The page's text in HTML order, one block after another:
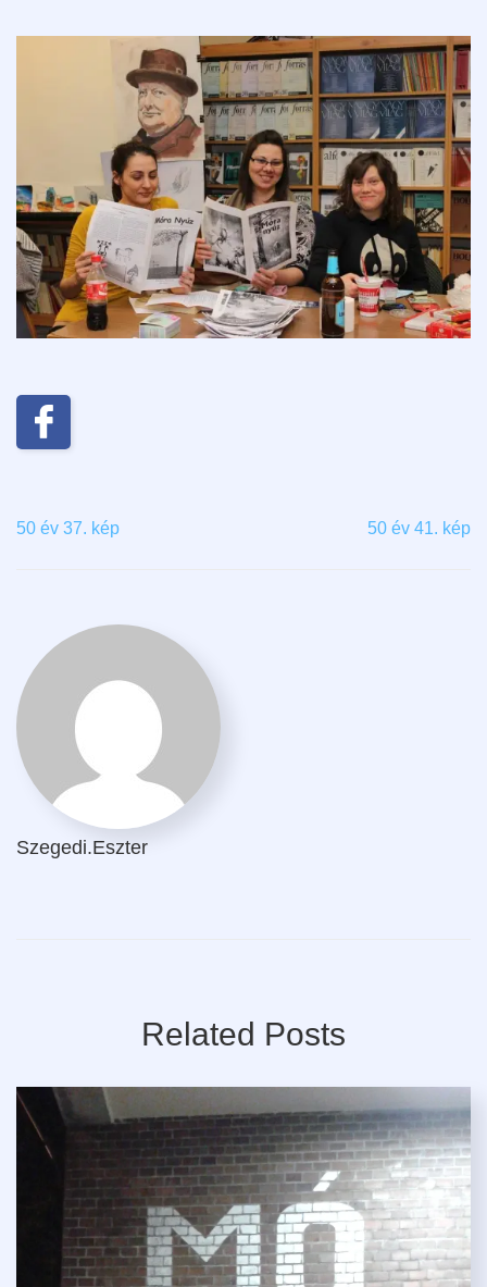
50 év 37. kép 50 év 41. kép
Szegedi.eszter
Related Posts